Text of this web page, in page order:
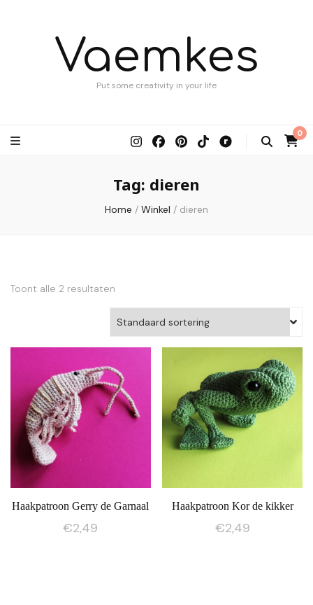
Vaemkes
Put some creativity in your life
0
Tag: dieren
Home / Winkel / dieren
Toont alle 2 resultaten
Haakpatroon Gerry de Garnaal
€2,49
Haakpatroon Kor de kikker
€2,49